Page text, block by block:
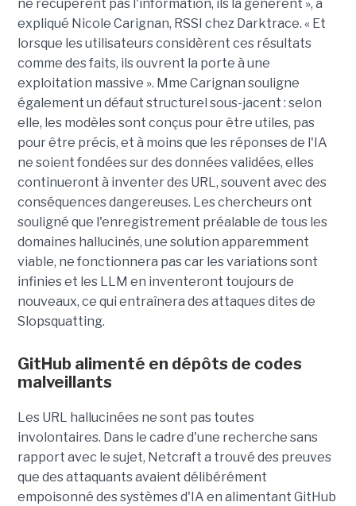
ne récupèrent pas l'information, ils la génèrent », a
expliqué Nicole Carignan, RSSI chez Darktrace. « Et
lorsque les utilisateurs considèrent ces résultats
comme des faits, ils ouvrent la porte à une
exploitation massive ». Mme Carignan souligne
également un défaut structurel sous-jacent : selon
elle, les modèles sont conçus pour être utiles, pas
pour être précis, et à moins que les réponses de l'IA
ne soient fondées sur des données validées, elles
continueront à inventer des URL, souvent avec des
conséquences dangereuses. Les chercheurs ont
souligné que l'enregistrement préalable de tous les
domaines hallucinés, une solution apparemment
viable, ne fonctionnera pas car les variations sont
infinies et les LLM en inventeront toujours de
nouveaux, ce qui entraînera des attaques dites de
Slopsquatting.
GitHub alimenté en dépôts de codes
malveillants
Les URL hallucinées ne sont pas toutes
involontaires. Dans le cadre d'une recherche sans
rapport avec le sujet, Netcraft a trouvé des preuves
que des attaquants avaient délibérément
empoisonné des systèmes d'IA en alimentant GitHub